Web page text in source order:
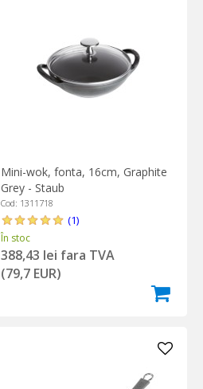
Mini-wok, fonta, 16cm, Graphite
Grey - Staub
Cod: 1311718
(1)
În stoc
388,43 lei fara TVA
(79,7 EUR)